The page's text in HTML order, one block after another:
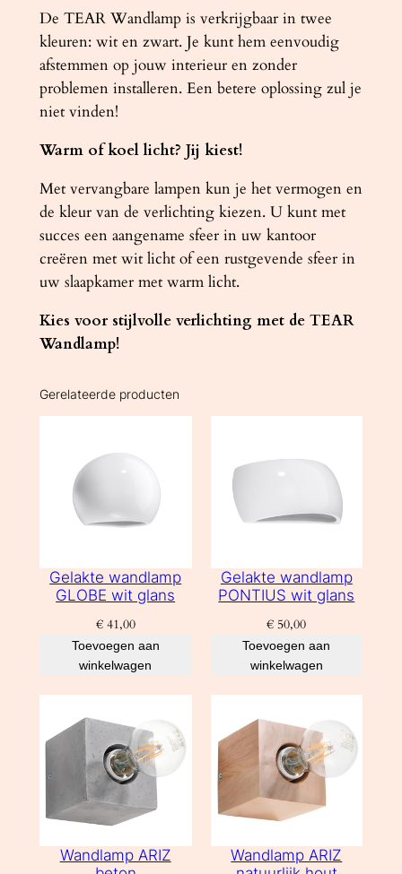
De TEAR Wandlamp is verkrijgbaar in twee
kleuren: wit en zwart. Je kunt hem eenvoudig
afstemmen op jouw interieur en zonder
problemen installeren. Een betere oplossing zul je
niet vinden!
Warm of koel licht? Jij kiest!
Met vervangbare lampen kun je het vermogen en
de kleur van de verlichting kiezen. U kunt met
succes een aangename sfeer in uw kantoor
creëren met wit licht of een rustgevende sfeer in
uw slaapkamer met warm licht.
Kies voor stijlvolle verlichting met de TEAR
Wandlamp!
Gerelateerde producten
Gelakte wandlamp
GLOBE wit glans
€41,00
Toevoegen aan
winkelwagen
Gelakte wandlamp
PONTIUS wit glans
€ 50,00
Toevoegen aan
winkelwagen
Wandlamp ARIZ
Wandlamp ARIZ